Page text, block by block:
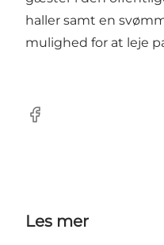
haller samt en
mulighed for at leje
Facebook
Les mer